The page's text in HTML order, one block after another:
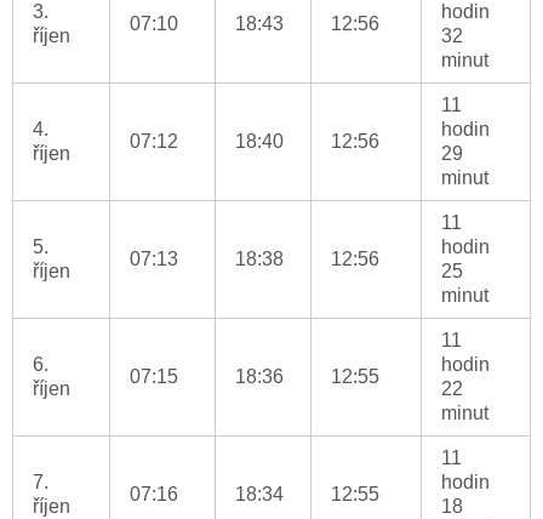
3.
říjen
07:10 18:43 12:56
hodin
32
minut
4.
říjen
07:12 18:40 12:56
11
hodin
29
minut
5.
říjen
07:13 18:38 12:56
11
hodin
25
minut
6.
říjen
07:15 18:36 12:55
11
hodin
22
minut
7.
říjen
07:16 18:34 12:55
11
hodin
18